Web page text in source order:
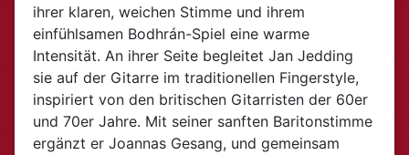
ihrer klaren, weichen Stimme und ihrem
einfühlsamen Bodhrán-Spiel eine warme
Intensität. An ihrer Seite begleitet Jan Jedding
sie auf der Gitarre im traditionellen Fingerstyle,
inspiriert von den britischen Gitarristen der 60er
und 70er Jahre. Mit seiner sanften Baritonstimme
ergänzt er Joannas Gesang, und gemeinsam